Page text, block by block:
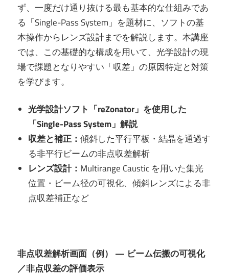
ず、一度だけ通り抜ける最も基本的な仕組みであ
る「Single-Pass System」を題材に、ソフトの基
本操作からレンズ設計までを解説します。本講座
では、この基礎的な構成を用いて、光学設計の現
場で課題となりやすい「収差」の原因特定と対策
を学びます。
光学設計ソフト「reZonator」を使用した
「Single-Pass System」解説
収差と補正：傾斜した平行平板・結晶を通過す
る非平行ビームの非点収差解析
レンズ設計： Multirange Caustic を用いた集光
位置・ビーム径の可視化、傾斜レンズによる非
点収差補正など
非点収差解析画面（例） — ビーム伝搬の可視化
／非点収差の評価表示